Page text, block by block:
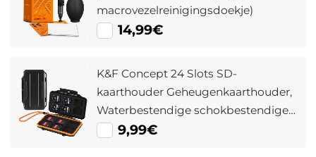
macrovezelreinigingsdoekje)
14,99€
K&F Concept 24 Slots SD-
kaarthouder Geheugenkaarthouder,
Waterbestendige schokbestendige
geheugenkaartopslag Draagtas voor
9,99€